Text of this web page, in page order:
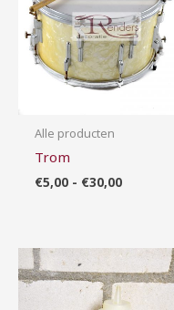
Alle producten
Trom
€5,00 - €30,00
€1,00
tot
€4,00